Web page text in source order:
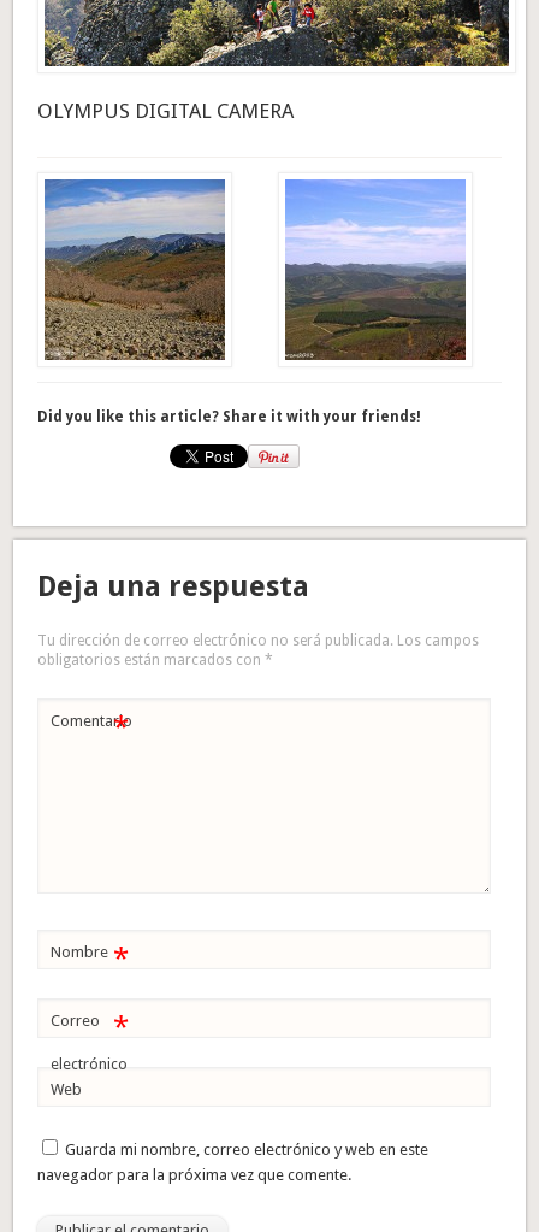
OLYMPUS DIGITAL CAMERA
Did you like this article? Share it with your friends!
Deja una respuesta
Tu dirección de correo electrónico no será publicada. Los campos
obligatorios están marcados con*
Comentario
*
Nombre *
Correo
electrónico
*
Web
Guarda mi nombre, correo electrónico y web en este
navegador para la próxima vez que comente.